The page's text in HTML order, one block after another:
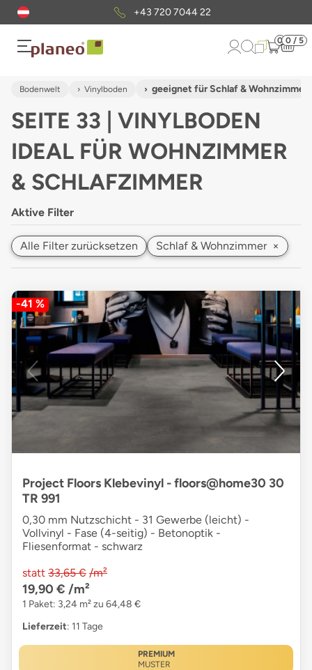
KostenloserMusterversand
0 0 / 5
Bodenwelt Vinylboden geeignet für Schlaf & Wohnzimmer
SEITE 33 | VINYLBODEN
IDEAL FÜR WOHNZIMMER
& SCHLAFZIMMER
Aktive Filter
Alle Filter zurücksetzen Schlaf & Wohnzimmer ×
-41 %
Project Floors Klebevinyl - floors@home30 30
TR 991
0,30 mm Nutzschicht - 31 Gewerbe (leicht) -
Vollvinyl - Fase (4-seitig) - Betonoptik -
Fliesenformat - schwarz
statt 33,65 € /m²
19,90 € /m²
1 Paket: 3,24 m² zu 64,48 €
Lieferzeit: 11 Tage
PREMIUM
MUSTER